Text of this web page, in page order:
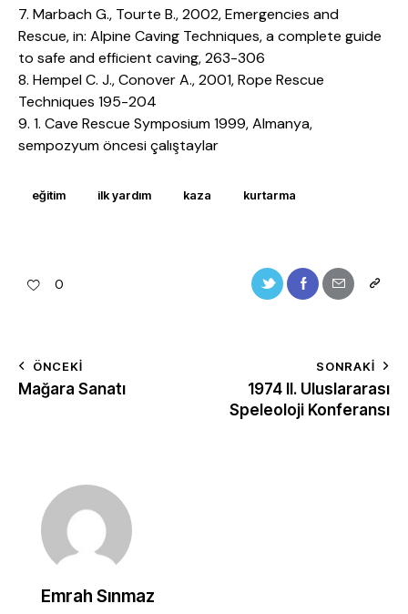
7. Marbach G., Tourte B., 2002, Emergencies and
Rescue, in: Alpine Caving Techniques, a complete guide
to safe and efficient caving, 263-306
8. Hempel C. J., Conover A., 2001, Rope Rescue
Techniques 195-204
9. 1. Cave Rescue Symposium 1999, Almanya,
sempozyum öncesi çalıştaylar
eğitim ilk yardım kaza kurtarma
0
ÖNCEKI
Mağara Sanatı
SONRAKI
1974 II. Uluslararası
Speleoloji Konferansı
Emrah Sınmaz